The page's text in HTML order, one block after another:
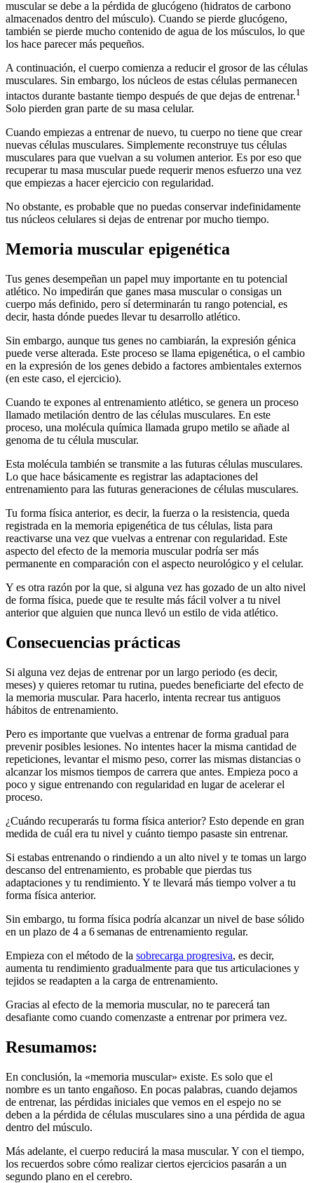
muscular se debe a la pérdida de glucógeno (hidratos de carbono
almacenados dentro del músculo). Cuando se pierde glucógeno,
también se pierde mucho contenido de agua de los músculos, lo que
los hace parecer más pequeños.
A continuación, el cuerpo comienza a reducir el grosor de las células
musculares. Sin embargo, los núcleos de estas células permanecen
intactos durante bastante tiempo después de que dejas de entrenar.1
Solo pierden gran parte de su masa celular.
Cuando empiezas a entrenar de nuevo, tu cuerpo no tiene que crear
nuevas células musculares. Simplemente reconstruye tus células
musculares para que vuelvan a su volumen anterior. Es por eso que
recuperar tu masa muscular puede requerir menos esfuerzo una vez
que empiezas a hacer ejercicio con regularidad.
No obstante, es probable que no puedas conservar indefinidamente
tus núcleos celulares si dejas de entrenar por mucho tiempo.
Memoria muscular epigenética
Tus genes desempeñan un papel muy importante en tu potencial
atlético. No impedirán que ganes masa muscular o consigas un
cuerpo más definido, pero sí determinarán tu rango potencial, es
decir, hasta dónde puedes llevar tu desarrollo atlético.
Sin embargo, aunque tus genes no cambiarán, la expresión génica
puede verse alterada. Este proceso se llama epigenética, o el cambio
en la expresión de los genes debido a factores ambientales externos
(en este caso, el ejercicio).
Cuando te expones al entrenamiento atlético, se genera un proceso
llamado metilación dentro de las células musculares. En este
proceso, una molécula química llamada grupo metilo se añade al
genoma de tu célula muscular.
Esta molécula también se transmite a las futuras células musculares.
Lo que hace básicamente es registrar las adaptaciones del
entrenamiento para las futuras generaciones de células musculares.
Tu forma física anterior, es decir, la fuerza o la resistencia, queda
registrada en la memoria epigenética de tus células, lista para
reactivarse una vez que vuelvas a entrenar con regularidad. Este
aspecto del efecto de la memoria muscular podría ser más
permanente en comparación con el aspecto neurológico y el celular.
Y es otra razón por la que, si alguna vez has gozado de un alto nivel
de forma física, puede que te resulte más fácil volver a tu nivel
anterior que alguien que nunca llevó un estilo de vida atlético.
Consecuencias prácticas
Si alguna vez dejas de entrenar por un largo periodo (es decir,
meses) y quieres retomar tu rutina, puedes beneficiarte del efecto de
la memoria muscular. Para hacerlo, intenta recrear tus antiguos
hábitos de entrenamiento.
Pero es importante que vuelvas a entrenar de forma gradual para
prevenir posibles lesiones. No intentes hacer la misma cantidad de
repeticiones, levantar el mismo peso, correr las mismas distancias o
alcanzar los mismos tiempos de carrera que antes. Empieza poco a
poco y sigue entrenando con regularidad en lugar de acelerar el
proceso.
¿Cuándo recuperarás tu forma física anterior? Esto depende en gran
medida de cuál era tu nivel y cuánto tiempo pasaste sin entrenar.
Si estabas entrenando o rindiendo a un alto nivel y te tomas un largo
descanso del entrenamiento, es probable que pierdas tus
adaptaciones y tu rendimiento. Y te llevará más tiempo volver a tu
forma física anterior.
Sin embargo, tu forma física podría alcanzar un nivel de base sólido
en un plazo de 4 a 6 semanas de entrenamiento regular.
Empieza con el método de la sobrecarga progresiva, es decir,
aumenta tu rendimiento gradualmente para que tus articulaciones y
tejidos se readapten a la carga de entrenamiento.
Gracias al efecto de la memoria muscular, no te parecerá tan
desafiante como cuando comenzaste a entrenar por primera vez.
Resumamos:
En conclusión, la «memoria muscular» existe. Es solo que el
nombre es un tanto engañoso. En pocas palabras, cuando dejamos
de entrenar, las pérdidas iniciales que vemos en el espejo no se
deben a la pérdida de células musculares sino a una pérdida de agua
dentro del músculo.
Más adelante, el cuerpo reducirá la masa muscular. Y con el tiempo,
los recuerdos sobre cómo realizar ciertos ejercicios pasarán a un
segundo plano en el cerebro.